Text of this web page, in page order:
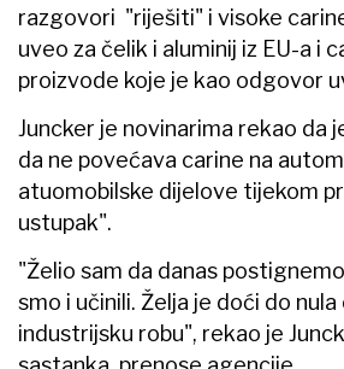
razgovori "riješiti" i visoke
uveo za čelik i aluminij iz EU-a i
proizvode koje je kao odgovor
Juncker je novinarima rekao da
da ne povećava carine na
atuomobilske dijelove tijekom
ustupak".
"Želio sam da danas
smo i učinili. Želja je doći do nula
industrijsku robu", rekao je